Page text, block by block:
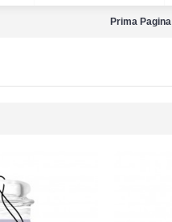
Prima Pagina